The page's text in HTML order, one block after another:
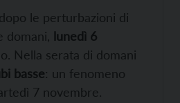
le perturbazioni di
lunedì 6
Nella serata di domani
basse: un fenomeno
7 novembre.